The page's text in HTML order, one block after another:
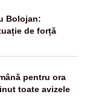
Bolojan:
de forță
pentru ora
toate avizele